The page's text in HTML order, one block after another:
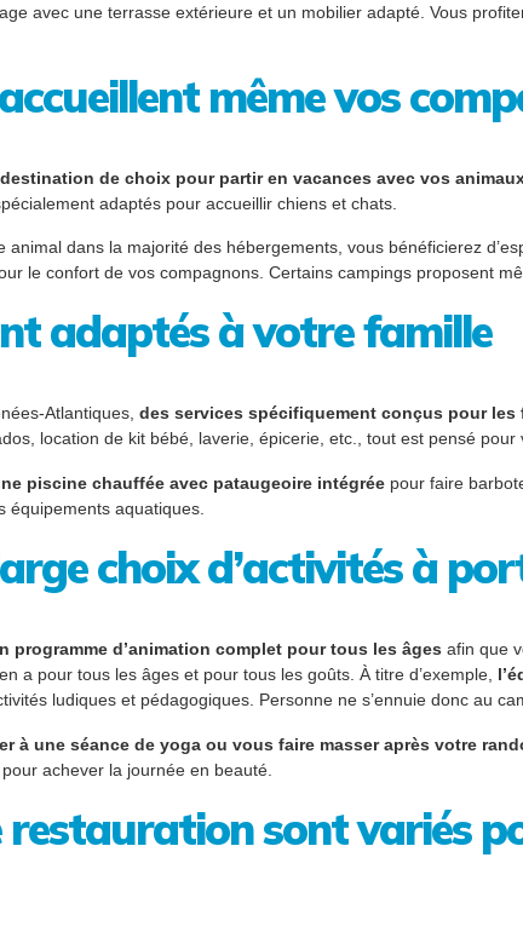
avec une terrasse extérieure et un mobilier adapté. Vous
même vos
de choix pour partir en vacances avec vos
adaptés pour accueillir chiens et chats.
animal dans la majorité des hébergements, vous bénéficierez
le confort de vos compagnons. Certains campings proposent
adaptés à votre famille
Atlantiques, des services spécifiquement conçus pour les
location de kit bébé, laverie, épicerie, etc., tout est pensé pour
piscine chauffée avec pataugeoire intégrée pour faire
équipements aquatiques.
choix d’activités à
programme d’animation complet pour tous les âges afin que
a pour tous les âges et pour tous les goûts. À titre d’exemple,
ludiques et pédagogiques. Personne ne s’ennuie donc au
à une séance de yoga ou vous faire masser après votre
achever la journée en beauté.
restauration sont variés